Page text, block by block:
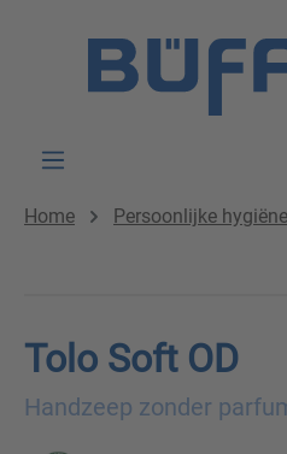
Home Persoonlijke hygiëne
Tolo Soft OD
Handzeep zonder